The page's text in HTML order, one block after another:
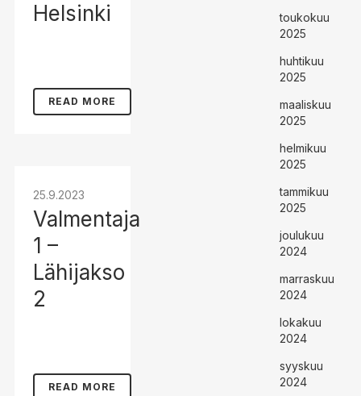
Helsinki
READ MORE
25.9.2023
Valmentaja
1 –
Lähijakso
2
READ MORE
toukokuu
2025
huhtikuu
2025
maaliskuu
2025
helmikuu
2025
tammikuu
2025
joulukuu
2024
marraskuu
2024
lokakuu
2024
syyskuu
2024